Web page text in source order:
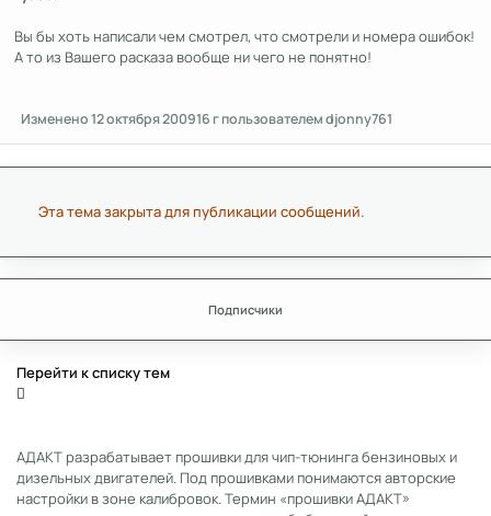
Вы бы хоть написали чем смотрел, что смотрели и номера ошибок!
А то из Вашего расказа вообще ни чего не понятно!
Изменено12 октября 200916 гпользователем djonny761
Эта тема закрыта для публикации сообщений.
Подписчики
Перейти к списку тем
АДАКТ разрабатывает прошивки для чип-тюнинга бензиновых и
дизельных двигателей. Под прошивками понимаются авторские
настройки в зоне калибровок. Термин «прошивки АДАКТ»